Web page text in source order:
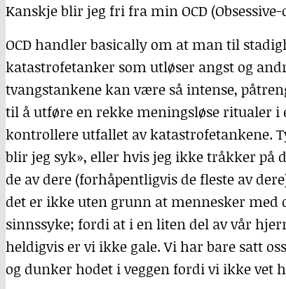
Kanskje blir jeg fri fra min OCD
OCD handler basically om at man til
katastrofetanker som utløser angst og
tvangstankene kan være så intense,
til å utføre en rekke meningsløse ritualer
kontrollere utfallet av katastrofetankene.
blir jeg syk», eller hvis jeg ikke tråkker på
de av dere (forhåpentligvis de fleste av
det er ikke uten grunn at mennesker med
sinnssyke; fordi at i en liten del av vår
heldigvis er vi ikke gale. Vi har bare satt
og dunker hodet i veggen fordi vi ikke vet